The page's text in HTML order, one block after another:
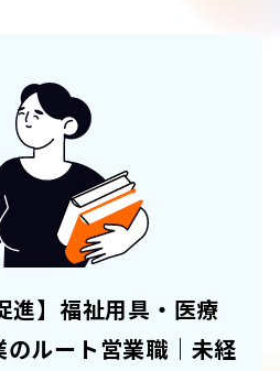
進】福祉用具・医療
ルート営業職｜未経